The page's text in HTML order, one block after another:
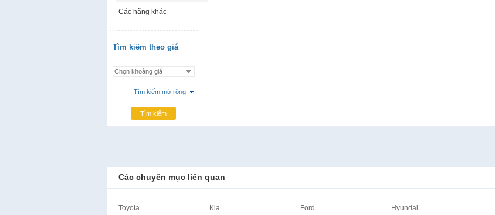
Các hãng khác
Tìm kiếm theo giá
Tìm kiếm mở rộng
Tìm kiếm
Các chuyên mục liên quan
Toyota Kia Ford
Hyundai